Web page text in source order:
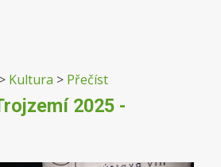
> Kultura > Přečíst
2025 -